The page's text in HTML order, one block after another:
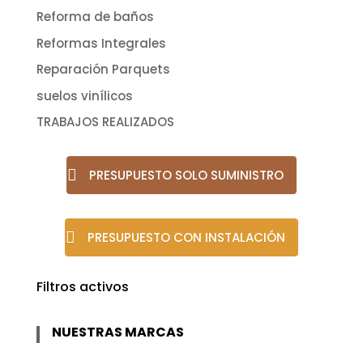
Reforma de baños
Reformas Integrales
Reparación Parquets
suelos vinílicos
TRABAJOS REALIZADOS
PRESUPUESTO SOLO SUMINISTRO
PRESUPUESTO CON INSTALACIÓN
Filtros activos
NUESTRAS MARCAS